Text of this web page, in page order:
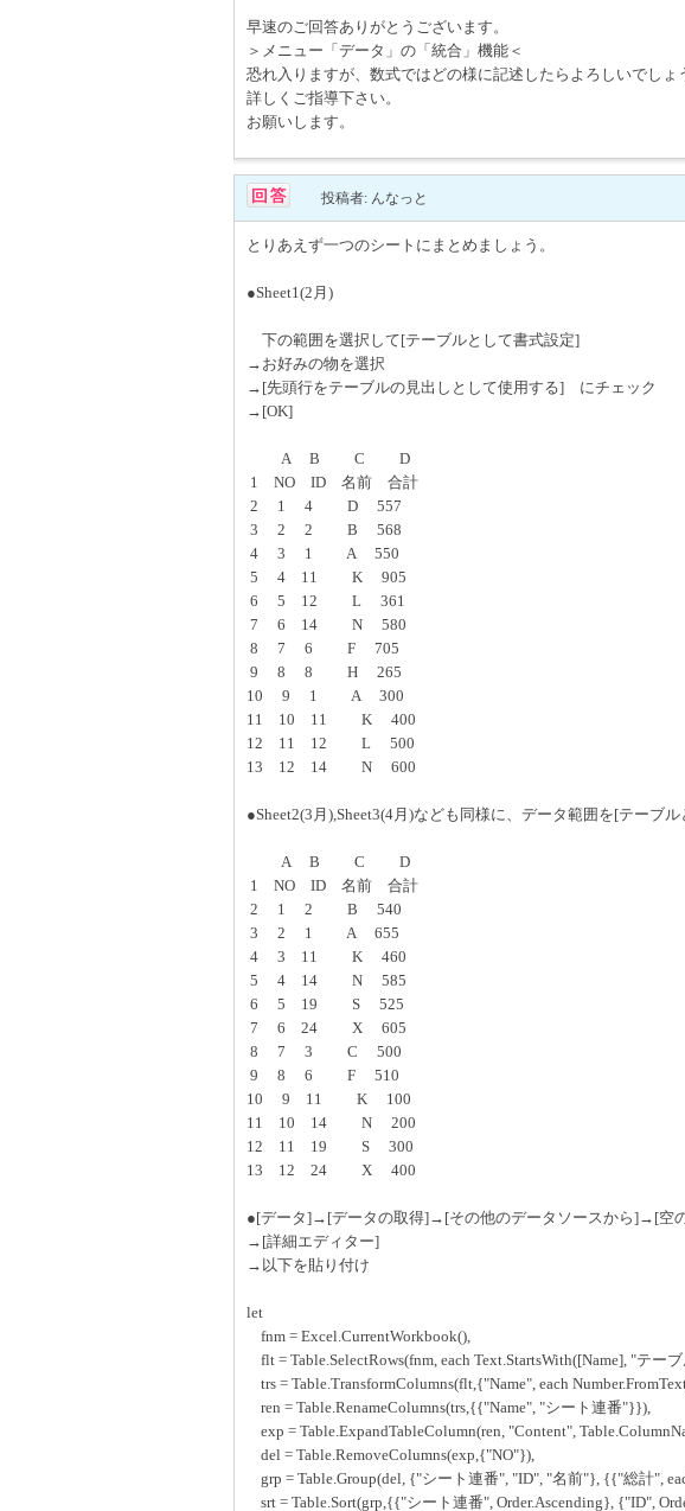
早速のご回答ありがとうございます。
＞メニュー「データ」の「統合」機能＜
恐れ入りますが、数式ではどの様に記述したらよろしいでしょ
詳しくご指導下さい。
お願いします。
投稿者: んなっと
とりあえず一つのシートにまとめましょう。
●Sheet1(2月)
下の範囲を選択して[テーブルとして書式設定]
→お好みの物を選択
→[先頭行をテーブルの見出しとして使用する] にチェック
→[OK]
A B C D
1 NO ID 名前 合計
2 1 4 D 557
3 2 2 B 568
4 3 1 A 550
5 4 11 K 905
6 5 12 L 361
7 6 14 N 580
8 7 6 F 705
9 8 8 H 265
10 9 1 A 300
11 10 11 K 400
12 11 12 L 500
13 12 14 N 600
●Sheet2(3月),Sheet3(4月)なども同様に、データ範囲を[テーブ
A B C D
1 NO ID 名前 合計
2 1 2 B 540
3 2 1 A 655
4 3 11 K 460
5 4 14 N 585
6 5 19 S 525
7 6 24 X 605
8 7 3 C 500
9 8 6 F 510
10 9 11 K 100
11 10 14 N 200
12 11 19 S 300
13 12 24 X 400
●[データ]→[データの取得]→[その他のデータソースから]→[空
→[詳細エディター]
→以下を貼り付け
let
fnm = Excel.CurrentWorkbook(),
flt = Table.SelectRows(fnm, each Text.StartsWith([Name], "テーブ
trs = Table.TransformColumns(flt,{"Name", each
ren = Table.RenameColumns(trs,{{"Name", "シート連番"}}),
exp = Table.ExpandTableColumn(ren, "Content",
del = Table.RemoveColumns(exp,{"NO"}),
grp = Table.Group(del, {"シート連番", "ID", "名前"}, {{"総計",
srt = Table.Sort(grp,{{"シート連番", Order.Ascending}, {"ID",